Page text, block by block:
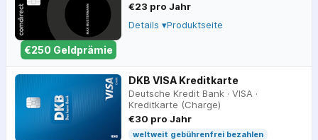
€250 Geldprämie
€23 pro Jahr
Details ▾Produktseite
DKB VISA Kreditkarte
Deutsche Kredit Bank · VISA ·
Kreditkarte (Charge)
€30 pro Jahr
weltweit gebührenfrei bezahlen